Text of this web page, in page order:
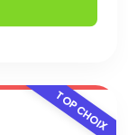
TOP CHOIX